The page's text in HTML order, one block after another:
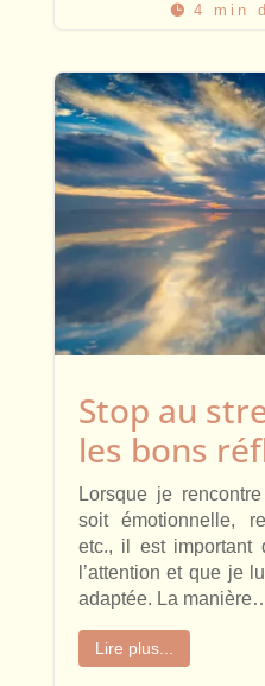
 4 min
Stop au
les bons
Lorsque je
soit émotionnelle,
etc., il est important
l’attention et que je
adaptée. La
Lire plus...